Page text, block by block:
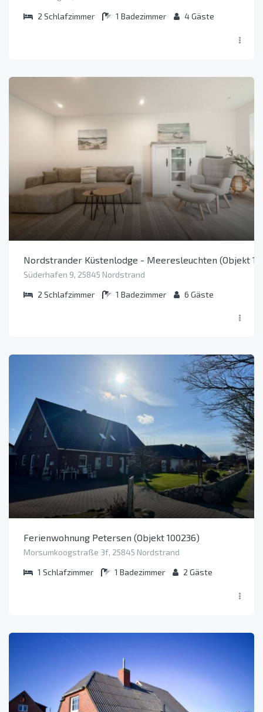
2 Schlafzimmer 1 Badezimmer 4Gäste
Nordstrander Küstenlodge - Meeresleuchten (Objekt
Süderhafen 9, 25845 Nordstrand
2 Schlafzimmer 1 Badezimmer 6 Gäste
Ferienwohnung Petersen (Objekt 100236)
Morsumkoogstraße 3f, 25845 Nordstrand
1 Schlafzimmer 1 Badezimmer 2 Gäste